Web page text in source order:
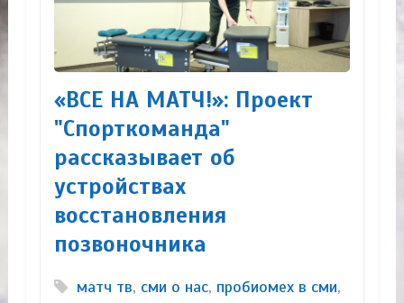
«ВСЕ НА МАТЧ!»: Проект
"Спорткоманда"
рассказывает об
устройствах
восстановления
позвоночника
матч тв, сми о нас, пробиомех в сми,